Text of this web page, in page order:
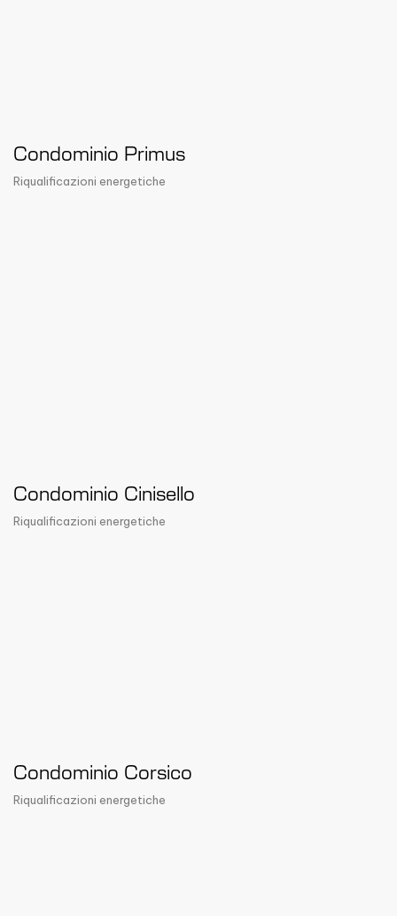
Condominio Primus
Riqualificazioni energetiche
Condominio Cinisello
Riqualificazioni energetiche
Condominio Corsico
Riqualificazioni energetiche